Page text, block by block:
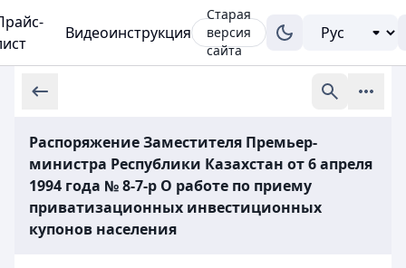
Видеоинструкция
Старая
версия
сайта
Распоряжение Заместителя Премьер-
министра Республики Казахстан от 6 апреля
1994 года № 8-7-р О работе по приему
приватизационных инвестиционных
купонов населения